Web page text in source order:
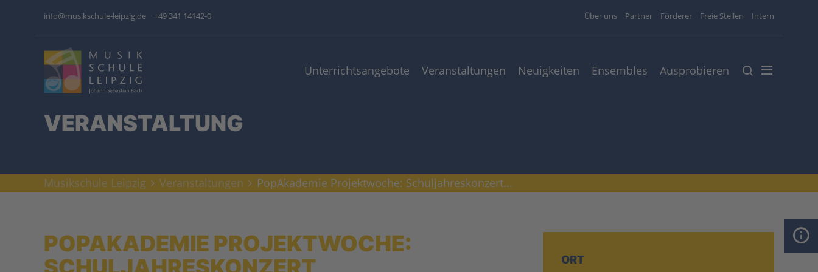
info@musikschule-leipzig.de +49 341 14142-0 Über uns Partner Förderer Freie Stellen Intern
Unterrichts­angebote Veranstaltungen Neuigkeiten Ensembles Ausprobieren
VERANSTALTUNG
Musikschule Leipzig Veranstaltungen PopAkademie Projektwoche: Schuljahreskonzert...
POPAKADEMIE PROJEKTWOCHE:
ORT